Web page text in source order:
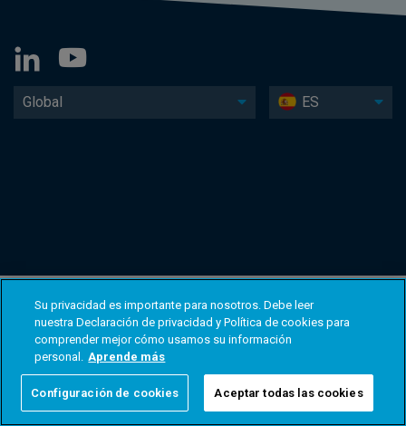
Global ES
Su privacidad es importante para nosotros. Debe leer
nuestra Declaración de privacidad y Política de cookies para
comprender mejor cómo usamos su información
personal. Aprende más
Configuración de cookies Aceptar todas las cookies